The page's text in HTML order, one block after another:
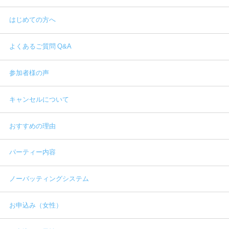
はじめての方へ
よくあるご質問 Q&A
参加者様の声
キャンセルについて
おすすめの理由
パーティー内容
ノーバッティングシステム
お申込み（女性）